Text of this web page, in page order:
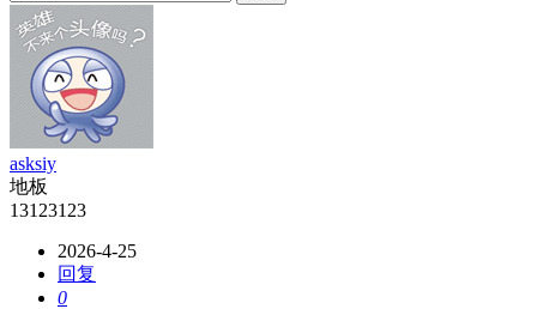
asksiy
地板
13123123
2026-4-25
回复
0